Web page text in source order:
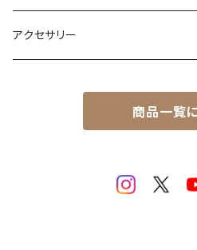
アクセサリー
商品一覧